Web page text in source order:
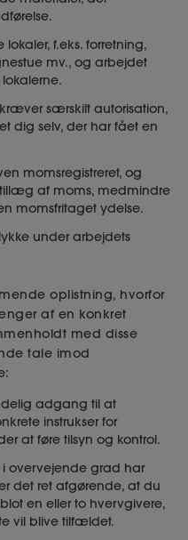
f.eks. forretning,
mv., og arbejdet
særskilt autorisation,
dig selv, der har fået en
momsregistreret, og
af moms, medmindre
momsfritaget ydelse.
under arbejdets
oplistning, hvorfor
af en konkret
med disse
tale imod
adgang til at
instrukser for
at føre tilsyn og kontrol.
i overvejende grad har
det ret afgørende, at du
en eller to hvervgivere,
vil blive tilfældet.